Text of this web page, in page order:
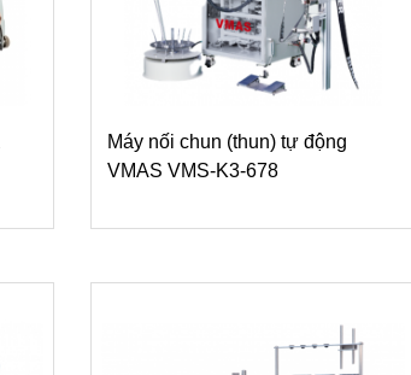
Máy nối chun (thun) tự động
VMAS VMS-K3-678